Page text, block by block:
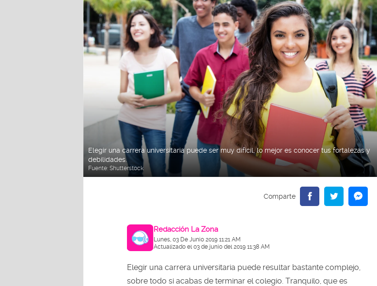
Elegir una carrera universitaria puede ser muy difícil, lo mejor es conocer tus fortalezas y
debilidades.
Fuente: Shutterstock
Redacción La Zona
Lunes, 03 De Junio 2019 11:21 AM
Actualizado el 03 de junio del 2019 11:38 AM
Elegir una carrera universitaria puede resultar bastante complejo,
sobre todo si acabas de terminar el colegio. Tranquilo, que es